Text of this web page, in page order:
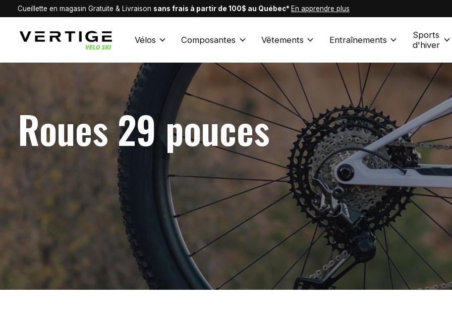
Cueillette en magasin Gratuite & Livraison sans frais à partir de 100$ au Québec* En apprendre plus
Vélos Composantes Vêtements Entraînements
Sports
d'hiver
Roues 29 pouces